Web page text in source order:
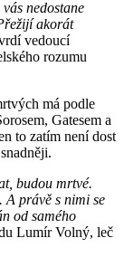
nedostane
akorát
vedoucí
rozumu
má podle
Gatesem a
to zatím není dost
budou mrtvé.
právě s nimi se
od samého
Lumír Volný, leč